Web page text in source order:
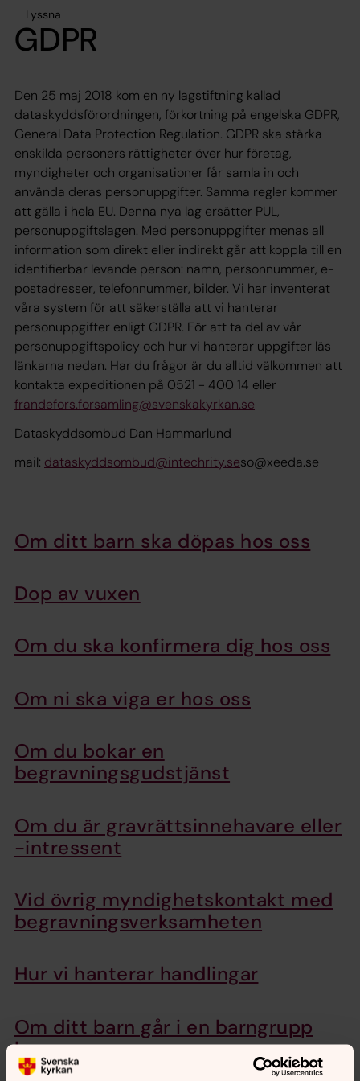
Lyssna
GDPR
Den 25 maj 2018 kom en ny lagstiftning kallad
dataskyddsförordningen, förkortning på engelska GDPR,
General Data Protection Regulation. GDPR ska stärka
enskilda personers rättigheter över hur företag,
myndigheter och organisationer får samla in och
använda deras personuppgifter. Samma regler kommer
att gälla i hela EU. Denna nya lag ersätter PUL,
personuppgiftslagen. Med personuppgifter menas all
information som direkt eller indirekt går att koppla till en
identifierbar levande person: namn, personnummer, e-
postadresser, telefonnummer, bilder. Vi har inventerat
våra system för att säkerställa att vi hanterar
personuppgifter enligt GDPR. För att ta del av vår
personuppgiftspolicy och hur vi hanterar uppgifter läs
länkarna nedan. Har du frågor är du alltid välkommen att
kontakta expeditionen på 0521 - 400 14 eller
frandefors.forsamling@svenskakyrkan.se
Dataskyddsombud Dan Hammarlund
mail: dataskyddsombud@intechrity.seso@xeeda.se
Om ditt barn ska döpas hos oss
Dop av vuxen
Om du ska konfirmera dig hos oss
Om ni ska viga er hos oss
Om du bokar en
begravningsgudstjänst
Om du är gravrättsinnehavare eller
-intressent
Vid övrig myndighetskontakt med
begravningsverksamheten
Hur vi hanterar handlingar
Om ditt barn går i en barngrupp
hos oss